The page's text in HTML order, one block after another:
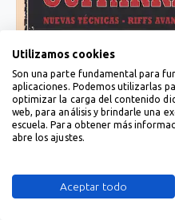
Utilizamos cookies
Son una parte fundamental para
aplicaciones. Podemos utilizarlas
optimizar la carga del contenido
web, para análisis y brindarle una
escuela. Para obtener más
abre los ajustes.
Aceptar todo